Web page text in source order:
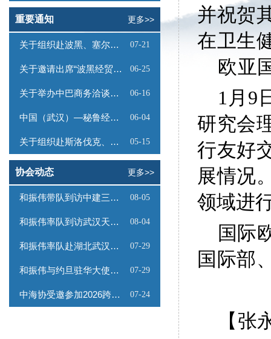
重要通知 更多>>
关于组织赴波黑、塞尔维亚商务考察的函 07-21
关于邀请出席“波黑经贸投资推介会”的函 06-25
关于举办中巴商务洽谈会的通知 06-16
中国（武汉）—秘鲁经贸合作推介会邀请函 06-04
关于组织赴斯洛伐克、奥地利商务考察的函 05-15
协会动态 更多>>
和振伟带队到访中建三局数字工程有限公司 08-05
和振伟率队到访武汉天源集团 08-04
和振伟率队赴湖北武汉调研 07-29
和振伟与约旦驻华大使会谈 07-29
中海协受邀参加2026跨境能源矿产出海专题路演会 07-24
并祝贺
在卫生
欧亚
1月9
研究会
行友好
展情况
领域进
国际
国际部
【张